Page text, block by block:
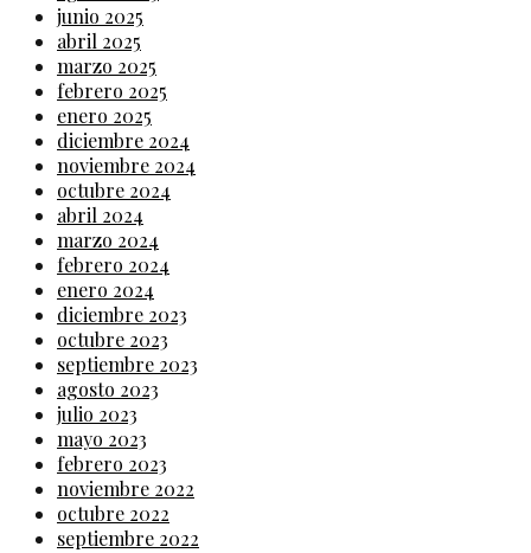
junio 2025
abril 2025
marzo 2025
febrero 2025
enero 2025
diciembre 2024
noviembre 2024
octubre 2024
abril 2024
marzo 2024
febrero 2024
enero 2024
diciembre 2023
octubre 2023
septiembre 2023
agosto 2023
julio 2023
mayo 2023
febrero 2023
noviembre 2022
octubre 2022
septiembre 2022